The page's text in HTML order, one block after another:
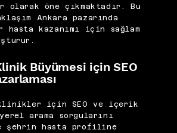
öne çıkmaktadır. Bu
Ankara pazarında
kazanımı için sağlam
Büyümesi için SEO
için SEO ve içerik
arama sorgularını
şehrin hasta profiline